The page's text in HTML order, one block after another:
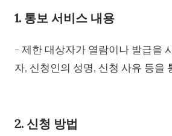
1. 통보 서비스 내용
- 제한 대상자가 열람이나 발급을
자, 신청인의 성명, 신청 사유 등을
2. 신청 방법